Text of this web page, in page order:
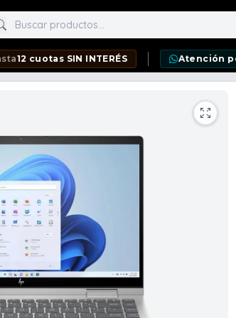
productos
SIN INTERÉS Atención